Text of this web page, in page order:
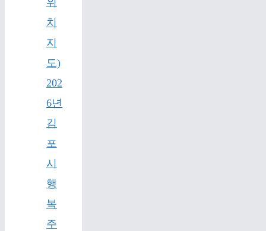
위
치
지
도)
202
6년
김
포
시
행
복
주